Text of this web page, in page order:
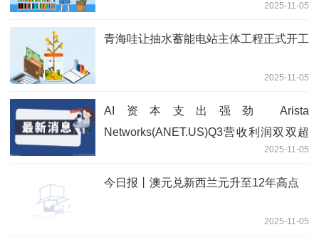
2025-11-05
青海哇让抽水蓄能电站主体工程正式开工
2025-11-05
AI资本支出强劲 Arista
Networks(ANET.US)Q3营收利润双双超
2025-11-05
今日报丨澳元兑新西兰元升至12年高点
2025-11-05